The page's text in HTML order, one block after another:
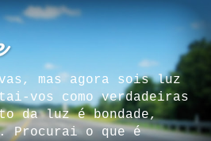
mas agora sois luz
vos como verdadeiras
da luz é bondade,
Procurai o que é